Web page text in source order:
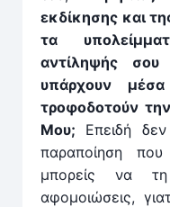
εκδίκησης και
τα
αντίληψής
υπάρχουν
τροφοδοτούν
Μου; Επειδή
παραποίηση
μπορείς να
αφομοιώσεις,